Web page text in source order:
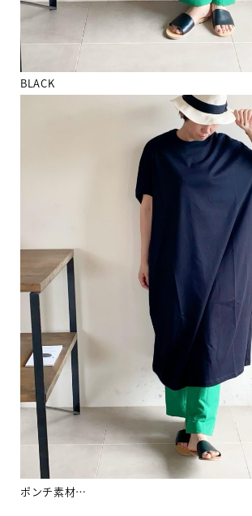
BLACK
ポンチ素材…